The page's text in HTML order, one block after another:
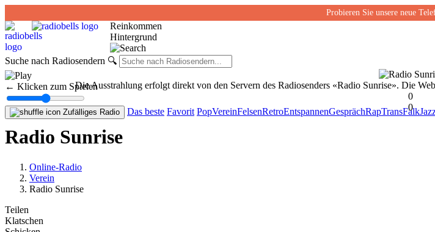
Probieren Sie unsere neue
Reinkommen
Hintergrund
Suche nach Radiosendern 🔍
← Klicken zum Spielen
Zufälliges Radio Das beste Favorit PopVereinFelsenRetroEntspannenGesprächRapTransFalk
Die Ausstrahlung erfolgt direkt von den Servern des Radiosenders «Radio Sunrise». Die
0
0
Radio Sunrise
Online-Radio
Verein
Radio Sunrise
Teilen
Klatschen